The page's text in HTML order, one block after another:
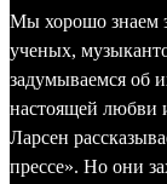
Мы хорошо знаем
ученых,
задумываемся об
настоящей любви
Ларсен
прессе». Но они